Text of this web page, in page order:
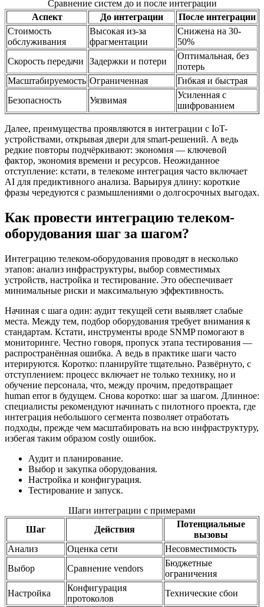
Сравнение систем до и после интеграции
Аспект
До интеграции
После интеграции
Стоимость
обслуживания
Высокая из-за
фрагментации
Снижена на 30-
50%
Скорость передачи
Задержки и потери
Оптимальная, без
потерь
Масштабируемость Ограниченная
Гибкая и быстрая
Безопасность
Уязвимая
Усиленная с
шифрованием
Далее, преимущества проявляются в интеграции с IoT-
устройствами, открывая двери для smart-решений. А ведь
редкие повторы подчёркивают: экономия — ключевой
фактор, экономия времени и ресурсов. Неожиданное
отступление: кстати, в телекоме интеграция часто включает
AI для предиктивного анализа. Варьируя длину: короткие
фразы чередуются с размышлениями о долгосрочных выгодах.
Как провести интеграцию телеком-
оборудования шаг за шагом?
Интеграцию телеком-оборудования проводят в несколько
этапов: анализ инфраструктуры, выбор совместимых
устройств, настройка и тестирование. Это обеспечивает
минимальные риски и максимальную эффективность.
Начиная с шага один: аудит текущей сети выявляет слабые
места. Между тем, подбор оборудования требует внимания к
стандартам. Кстати, инструменты вроде SNMP помогают в
мониторинге. Честно говоря, пропуск этапа тестирования —
распространённая ошибка. А ведь в практике шаги часто
итерируются. Коротко: планируйте тщательно. Развёрнуто, с
отступлением: процесс включает не только технику, но и
обучение персонала, что, между прочим, предотвращает
human error в будущем. Снова коротко: шаг за шагом. Длинное:
специалисты рекомендуют начинать с пилотного проекта, где
интеграция небольшого сегмента позволяет отработать
подходы, прежде чем масштабировать на всю инфраструктуру,
избегая таким образом costly ошибок.
Аудит и планирование.
Выбор и закупка оборудования.
Настройка и конфигурация.
Тестирование и запуск.
Шаги интеграции с примерами
Шаг
Действия
Потенциальные
вызовы
Анализ
Оценка сети
Несовместимость
Выбор
Сравнение vendors
Бюджетные
ограничения
Настройка
Конфигурация
протоколов
Технические сбои